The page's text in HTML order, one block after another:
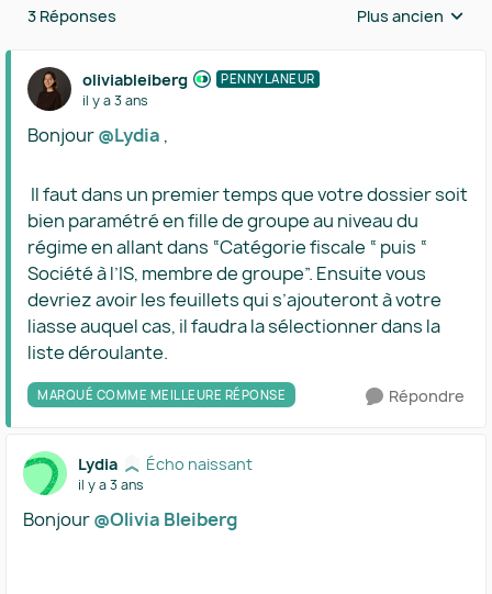
3 Réponses Réponses triées
Plus ancien
oliviableiberg PENNYLANEUR
il y a 3 ans
Bonjour@Lydia ,
Il faut dans un premier temps que votre dossier soit
bien paramétré en fille de groupe au niveau du
régime en allant dans “Catégorie fiscale “ puis “
Société à l’IS, membre de groupe”. Ensuite vous
devriez avoir les feuillets qui s’ajouteront à votre
liasse auquel cas, il faudra la sélectionner dans la
liste déroulante.
MARQUÉ COMME MEILLEURE RÉPONSE Répondre
Lydia Écho naissant
il y a 3 ans
Bonjour@Olivia Bleiberg